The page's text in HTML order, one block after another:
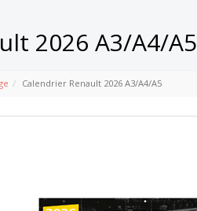
2026 A3/A4/A5
Calendrier Renault 2026 A3/A4/A5